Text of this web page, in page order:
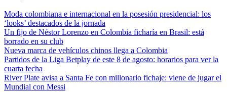
Moda colombiana e internacional en la posesión presidencial: los
‘looks’ destacados de la jornada
Un fijo de Néstor Lorenzo en Colombia ficharía en Brasil: está
borrado en su club
Nueva marca de vehículos chinos llega a Colombia
Partidos de la Liga Betplay de este 8 de agosto: horarios para ver la
cuarta fecha
River Plate avisa a Santa Fe con millonario fichaje: viene de jugar el
Mundial con Messi